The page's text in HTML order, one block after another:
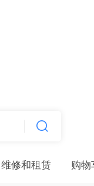
维修和租赁 购物